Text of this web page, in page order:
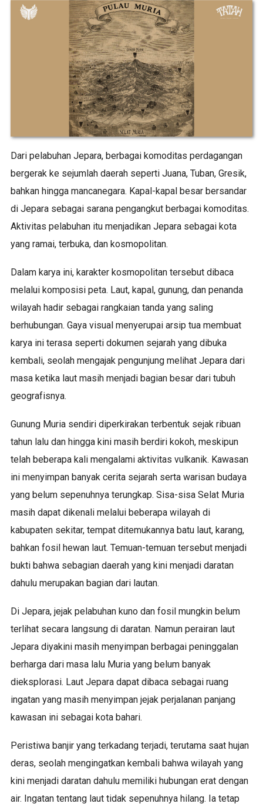
Dari pelabuhan Jepara, berbagai komoditas perdagangan
bergerak ke sejumlah daerah seperti Juana, Tuban, Gresik,
bahkan hingga mancanegara. Kapal-kapal besar bersandar
di Jepara sebagai sarana pengangkut berbagai komoditas.
Aktivitas pelabuhan itu menjadikan Jepara sebagai kota
yang ramai, terbuka, dan kosmopolitan.
Dalam karya ini, karakter kosmopolitan tersebut dibaca
melalui komposisi peta. Laut, kapal, gunung, dan penanda
wilayah hadir sebagai rangkaian tanda yang saling
berhubungan. Gaya visual menyerupai arsip tua membuat
karya ini terasa seperti dokumen sejarah yang dibuka
kembali, seolah mengajak pengunjung melihat Jepara dari
masa ketika laut masih menjadi bagian besar dari tubuh
geografisnya.
Gunung Muria sendiri diperkirakan terbentuk sejak ribuan
tahun lalu dan hingga kini masih berdiri kokoh, meskipun
telah beberapa kali mengalami aktivitas vulkanik. Kawasan
ini menyimpan banyak cerita sejarah serta warisan budaya
yang belum sepenuhnya terungkap. Sisa-sisa Selat Muria
masih dapat dikenali melalui beberapa wilayah di
kabupaten sekitar, tempat ditemukannya batu laut, karang,
bahkan fosil hewan laut. Temuan-temuan tersebut menjadi
bukti bahwa sebagian daerah yang kini menjadi daratan
dahulu merupakan bagian dari lautan.
Di Jepara, jejak pelabuhan kuno dan fosil mungkin belum
terlihat secara langsung di daratan. Namun perairan laut
Jepara diyakini masih menyimpan berbagai peninggalan
berharga dari masa lalu Muria yang belum banyak
dieksplorasi. Laut Jepara dapat dibaca sebagai ruang
ingatan yang masih menyimpan jejak perjalanan panjang
kawasan ini sebagai kota bahari.
Peristiwa banjir yang terkadang terjadi, terutama saat hujan
deras, seolah mengingatkan kembali bahwa wilayah yang
kini menjadi daratan dahulu memiliki hubungan erat dengan
air. Ingatan tentang laut tidak sepenuhnya hilang. Ia tetap